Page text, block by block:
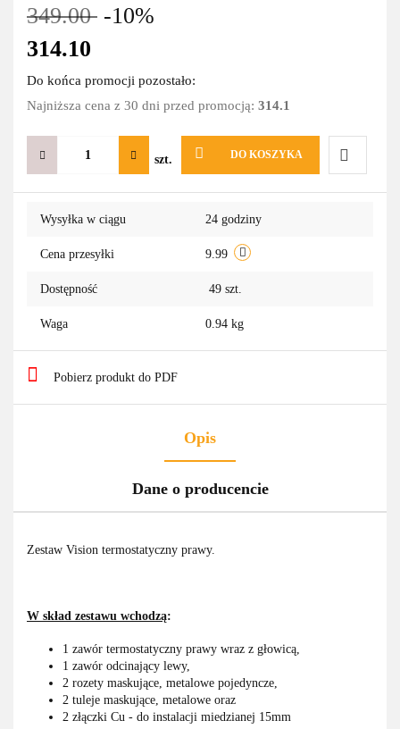
349.00 -10%
314.10
Do końca promocji pozostało:
Najniższa cena z 30 dni przed promocją: 314.1
szt. DO KOSZYKA
Do
Wysyłka w ciągu 24 godziny
Cena przesyłki 9.99
Dostępność 49 szt.
Waga 0.94 kg
Pobierz produkt do PDF
Opis
Dane o producencie
Zestaw Vision termostatyczny prawy.
W skład zestawu wchodzą:
1 zawór termostatyczny prawy wraz z głowicą,
1 zawór odcinający lewy,
2 rozety maskujące, metalowe pojedyncze,
2 tuleje maskujące, metalowe oraz
2 złączki Cu - do instalacji miedzianej 15mm